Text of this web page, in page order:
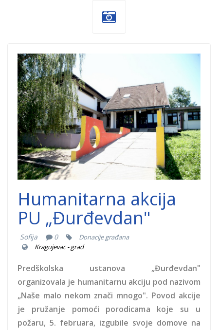
Humanitarna akcija
PU „Đurđevdan"
Sofija 0
Donacije građana
Kragujevac - grad
Predškolska ustanova „Đurđevdan"
organizovala je humanitarnu akciju pod nazivom
„Naše malo nekom znači mnogo". Povod akcije
je pružanje pomoći porodicama koje su u
požaru, 5. februara, izgubile svoje domove na